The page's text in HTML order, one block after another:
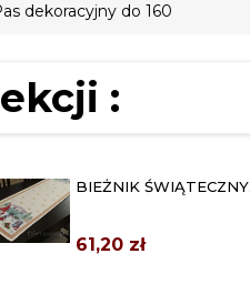
dekoracyjny do 160
:
BIEŻNIK ŚWIĄTECZNY
"KRASNAL"
61,20 zł